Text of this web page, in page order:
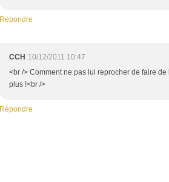
Répondre
CCH 10/12/2011 10:47
<br /> Comment ne pas lui reprocher de faire
plus !<br />
Répondre